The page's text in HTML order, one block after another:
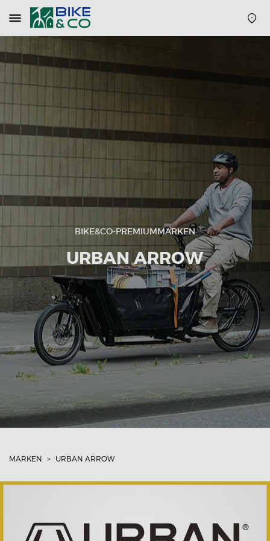
Navigation
öffnen
schließen
BIKE&CO-PREMIUMMARKEN
URBAN ARROW
MARKEN URBAN ARROW